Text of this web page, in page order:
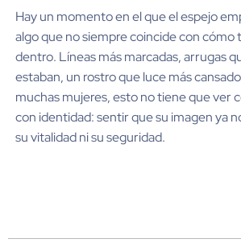
Hay un momento en el que el espejo
algo que no siempre coincide con cómo
dentro. Líneas más marcadas, arrugas
estaban, un rostro que luce más
muchas mujeres, esto no tiene que ver
con identidad: sentir que su imagen ya
su vitalidad ni su seguridad.